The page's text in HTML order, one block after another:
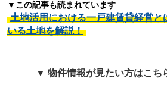
▼この記事も読まれています
土地活用における一戸建賃貸経営と
いる土地を解説！
▼ 物件情報が見たい方はこち